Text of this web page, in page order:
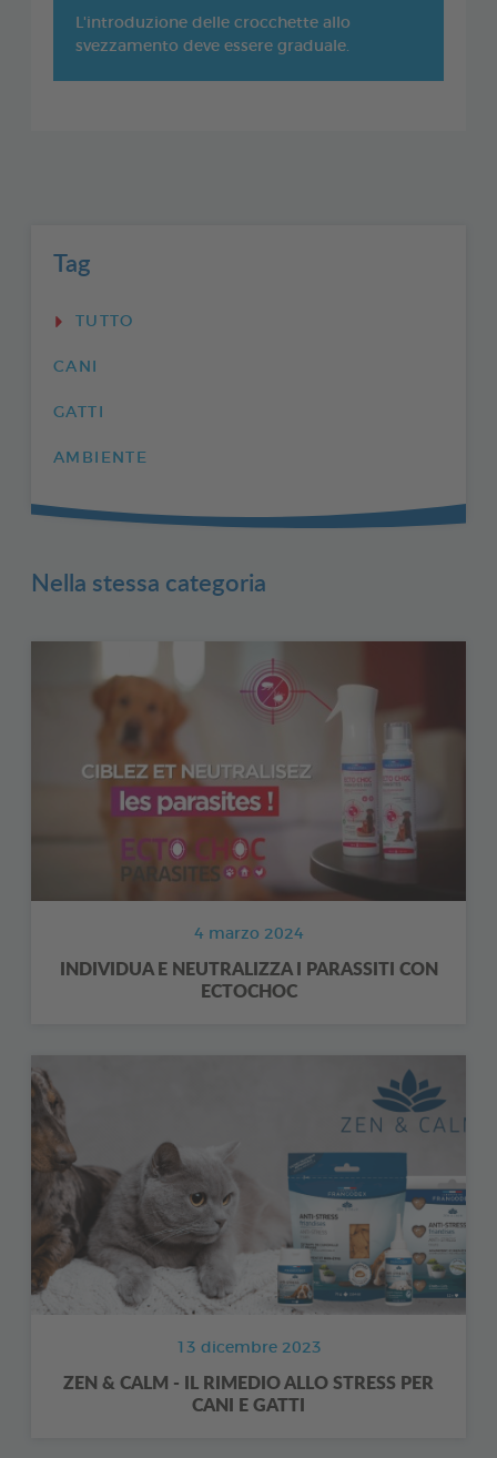
L'introduzione delle crocchette allo
svezzamento deve essere graduale.
Tag
TUTTO
CANI
GATTI
AMBIENTE
Nella stessa categoria
4 marzo 2024
INDIVIDUA E NEUTRALIZZA I PARASSITI CON
ECTOCHOC
13 dicembre 2023
ZEN & CALM - IL RIMEDIO ALLO STRESS PER
CANI E GATTI